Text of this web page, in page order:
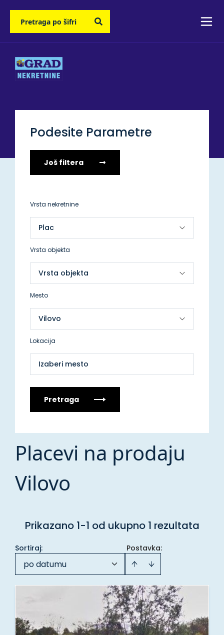
Podesite Parametre
Još filtera
Vrsta nekretnine
Vrsta objekta
Mesto
Lokacija
Izaberi mesto
Pretraga
Placevi na prodaju
Vilovo
Prikazano 1-1 od ukupno 1 rezultata
Postavka:
Sortiraj:
po datumu